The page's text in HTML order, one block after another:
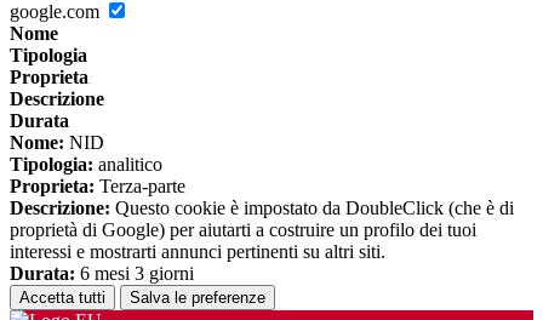
google.com
Nome
Tipologia
Proprieta
Descrizione
Durata
Nome: NID
Tipologia: analitico
Proprieta: Terza-parte
Descrizione: Questo cookie è impostato da DoubleClick (che è di
proprietà di Google) per aiutarti a costruire un profilo dei tuoi
interessi e mostrarti annunci pertinenti su altri siti.
Durata: 6 mesi 3 giorni
Accetta tutti Salva le preferenze